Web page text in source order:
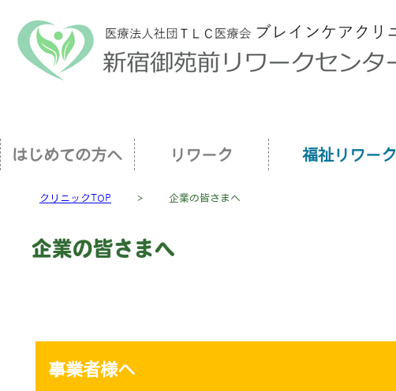
はじめての方へ リワーク 福祉リワーク
クリニックTOP ＞ 企業の皆さまへ
企業の皆さまへ
事業者様へ